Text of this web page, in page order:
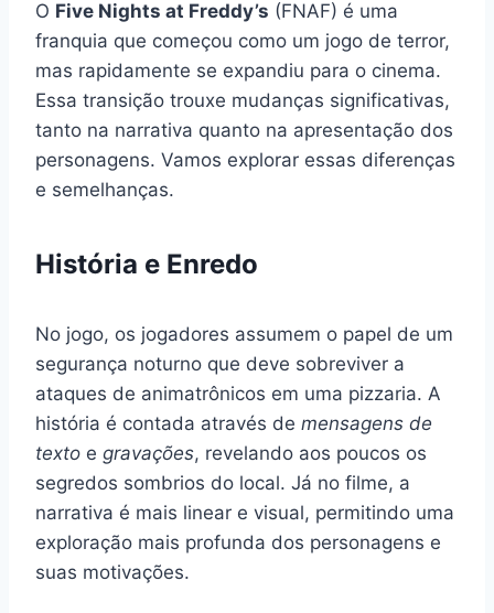
O Five Nights at Freddy’s (FNAF) é uma
franquia que começou como um jogo de terror,
mas rapidamente se expandiu para o cinema.
Essa transição trouxe mudanças significativas,
tanto na narrativa quanto na apresentação dos
personagens. Vamos explorar essas diferenças
e semelhanças.
História e Enredo
No jogo, os jogadores assumem o papel de um
segurança noturno que deve sobreviver a
ataques de animatrônicos em uma pizzaria. A
história é contada através de mensagens de
texto e gravações, revelando aos poucos os
segredos sombrios do local. Já no filme, a
narrativa é mais linear e visual, permitindo uma
exploração mais profunda dos personagens e
suas motivações.